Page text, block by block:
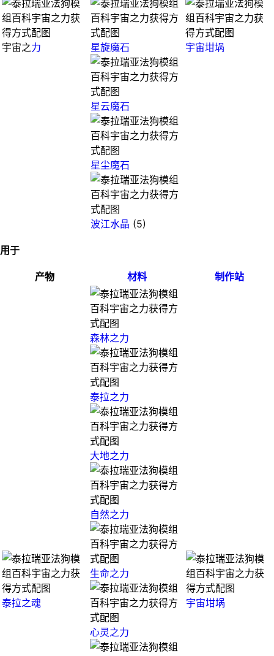
宇宙之力 星旋魔石
星云魔石
星尘魔石
波江水晶 (5)
宇宙坩埚
用于
产物 材料 制作站
泰拉之魂
森林之力
泰拉之力
大地之力
自然之力
生命之力
心灵之力
宇宙坩埚